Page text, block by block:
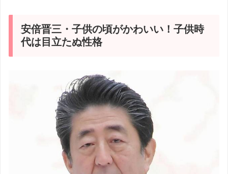
安倍晋三・子供の頃がかわいい！子供時
代は目立たぬ性格